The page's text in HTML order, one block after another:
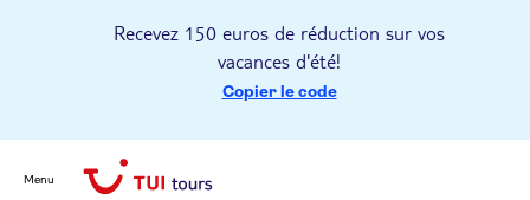
Recevez 150 euros de réduction sur vos
vacances d'été!
Copier le code
Menu